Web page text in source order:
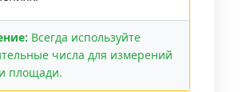
Всегда используйте
числа для измерений
площади.